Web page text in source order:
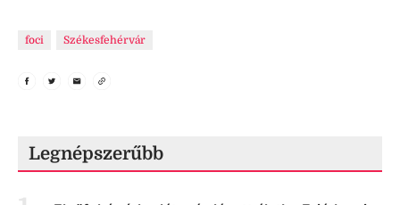
foci Székesfehérvár
Legnépszerűbb